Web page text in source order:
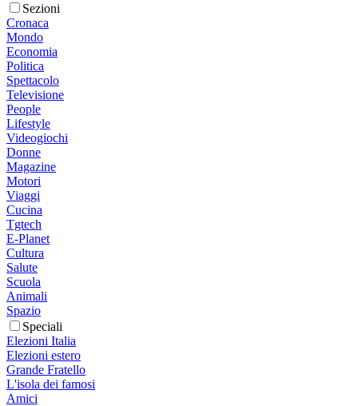
Sezioni
Cronaca
Mondo
Economia
Politica
Spettacolo
Televisione
People
Lifestyle
Videogiochi
Donne
Magazine
Motori
Viaggi
Cucina
Tgtech
E-Planet
Cultura
Salute
Scuola
Animali
Spazio
Speciali
Elezioni Italia
Elezioni estero
Grande Fratello
L'isola dei famosi
Amici